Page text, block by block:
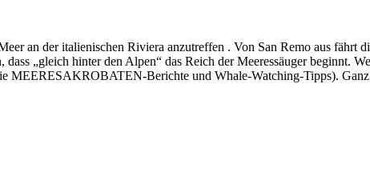
an der italienischen Riviera anzutreffen . Von San Remo aus
„gleich hinter den Alpen“ das Reich der Meeressäuger beginnt.
MEERESAKROBATEN-Berichte und Whale-Watching-Tipps).